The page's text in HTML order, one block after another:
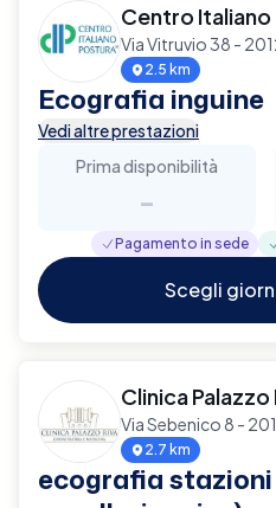
Centro
Via Vitruvio 38 -
2.5 km
Ecografia inguine
Vedi altre prestazioni
Prima disponibilità
-
Pagamento in sede
Scegli
Clinica Palazzo
Via Sebenico 8 -
2.7 km
ecografia